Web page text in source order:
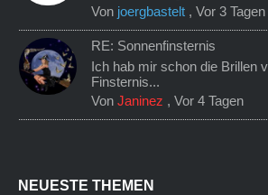
Von joergbastelt ,Vor 3 Tagen
RE: Sonnenfinsternis
Ich hab mir schon die Brillen
Finsternis...
VonJaninez ,Vor 4 Tagen
NEUESTE THEMEN